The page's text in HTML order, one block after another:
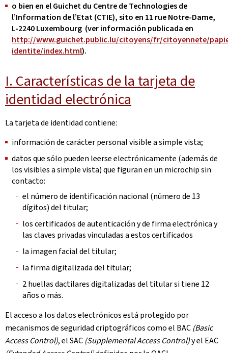
o bien en el Guichet du Centre de Technologies de
l’Information de l’Etat (CTIE), sito en 11 rue Notre-Dame,
L-2240 Luxembourg (ver información publicada en
http://www.guichet.public.lu/citoyens/fr/citoyennete/
identite/index.html).
I. Características de la tarjeta de
identidad electrónica
La tarjeta de identidad contiene:
información de carácter personal visible a simple vista;
datos que sólo pueden leerse electrónicamente (además de
los visibles a simple vista) que figuran en un microchip sin
contacto:
el número de identificación nacional (número de 13
dígitos) del titular;
los certificados de autenticación y de firma electrónica y
las claves privadas vinculadas a estos certificados
la imagen facial del titular;
la firma digitalizada del titular;
2 huellas dactilares digitalizadas del titular si tiene 12
años o más.
El acceso a los datos electrónicos está protegido por
mecanismos de seguridad criptográficos como el BAC (Basic
Access Control), el SAC (Supplemental Access Control)y el EAC